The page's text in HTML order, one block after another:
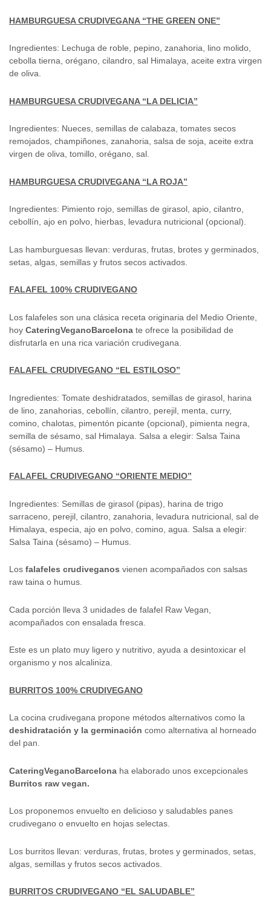
HAMBURGUESA CRUDIVEGANA “THE GREEN ONE”
Ingredientes: Lechuga de roble, pepino, zanahoria, lino molido,
cebolla tierna, orégano, cilandro, sal Himalaya, aceite extra virgen
de oliva.
HAMBURGUESA CRUDIVEGANA “LA DELICIA”
Ingredientes: Nueces, semillas de calabaza, tomates secos
remojados, champiñones, zanahoria, salsa de soja, aceite extra
virgen de oliva, tomillo, orégano, sal.
HAMBURGUESA CRUDIVEGANA “LA ROJA”
Ingredientes: Pimiento rojo, semillas de girasol, apio, cilantro,
cebollín, ajo en polvo, hierbas, levadura nutricional (opcional).
Las hamburguesas llevan: verduras, frutas, brotes y germinados,
setas, algas, semillas y frutos secos activados.
FALAFEL 100% CRUDIVEGANO
Los falafeles son una clásica receta originaria del Medio Oriente,
hoy CateringVeganoBarcelona te ofrece la posibilidad de
disfrutarla en una rica variación crudivegana.
FALAFEL CRUDIVEGANO “EL ESTILOSO”
Ingredientes: Tomate deshidratados, semillas de girasol, harina
de lino, zanahorias, cebollín, cilantro, perejil, menta, curry,
comino, chalotas, pimentón picante (opcional), pimienta negra,
semilla de sésamo, sal Himalaya. Salsa a elegir: Salsa Taina
(sésamo) – Humus.
FALAFEL CRUDIVEGANO “ORIENTE MEDIO”
Ingredientes: Semillas de girasol (pipas), harina de trigo
sarraceno, perejil, cilantro, zanahoria, levadura nutricional, sal de
Himalaya, especia, ajo en polvo, comino, agua. Salsa a elegir:
Salsa Taina (sésamo) – Humus.
Los falafeles crudiveganos vienen acompañados con salsas
raw taina o humus.
Cada porción lleva 3 unidades de falafel Raw Vegan,
acompañados con ensalada fresca.
Este es un plato muy ligero y nutritivo, ayuda a desintoxicar el
organismo y nos alcaliniza.
BURRITOS 100% CRUDIVEGANO
La cocina crudivegana propone métodos alternativos como la
deshidratación y la germinación como alternativa al horneado
del pan.
CateringVeganoBarcelona ha elaborado unos excepcionales
Burritos raw vegan.
Los proponemos envuelto en delicioso y saludables panes
crudivegano o envuelto en hojas selectas.
Los burritos llevan: verduras, frutas, brotes y germinados, setas,
algas, semillas y frutos secos activados.
BURRITOS CRUDIVEGANO “EL SALUDABLE”